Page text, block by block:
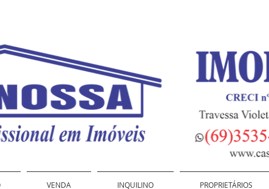
VENDA INQUILINO PROPRIETÁRIOS